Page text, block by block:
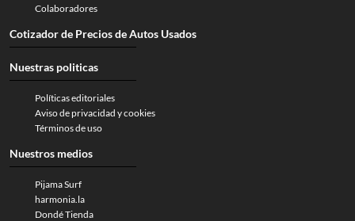
Colaboradores
Cotizador de Precios de Autos Usados
Nuestras politicas
Políticas editoriales
Aviso de privacidad y cookies
Términos de uso
Nuestros medios
Pijama Surf
harmonia.la
Dondé Tienda